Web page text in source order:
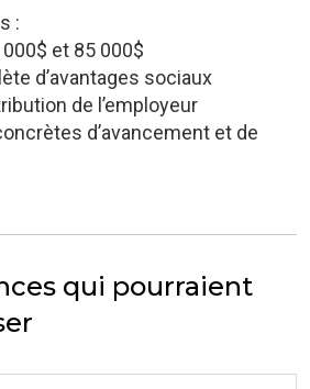
:
et 85 000$
d’avantages sociaux
de l’employeur
d’avancement et de
qui pourraient